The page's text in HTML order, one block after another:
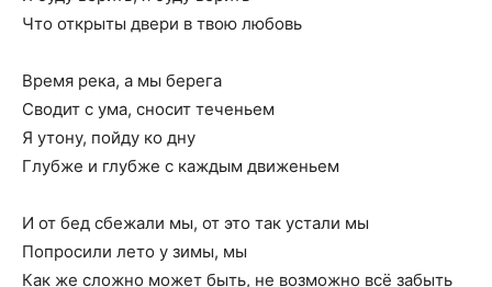
Что открыты двери в твою любовь
Время река, а мы берега
Сводит с ума, сносит теченьем
Я утону, пойду ко дну
Глубже и глубже с каждым движеньем
И от бед сбежали мы, от это так устали мы
Попросили лето у зимы, мы
Как же сложно может быть, не возможно всё забыть